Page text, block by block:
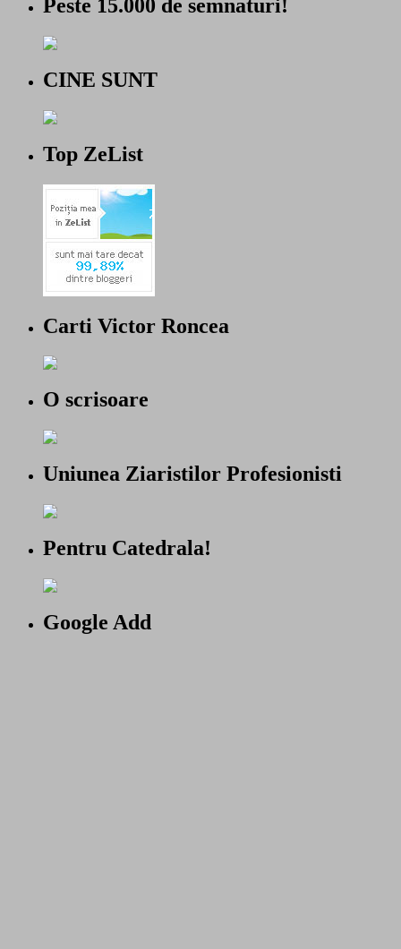
Peste 15.000 de semnaturi!
CINE SUNT
Top ZeList
Carti Victor Roncea
O scrisoare
Uniunea Ziaristilor Profesionisti
Pentru Catedrala!
Google Add